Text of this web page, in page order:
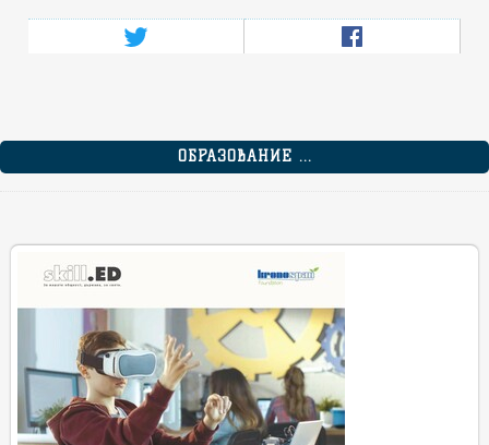
ОБРАЗОВАНИЕ ...